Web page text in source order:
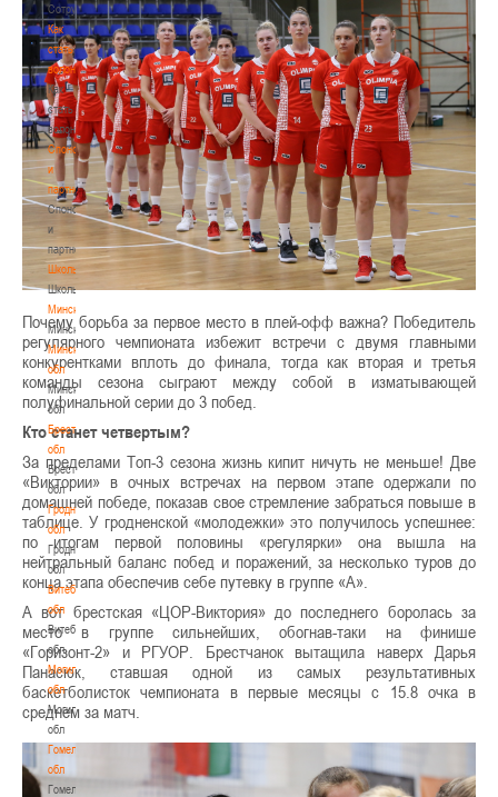
Сотрудничество
Как
стать
волонтером
Как
стать
волонтером
Спонсоры
и
партнеры
Спонсоры
и
партнеры
Школы
Школы
Минск
Минск
Минская
обл
Минская
обл
Брестская
обл
Брестская
обл
Гродненская
обл
Гродненская
обл
Витебская
обл
Витебская
обл
Могилевская
обл
Могилевская
обл
Гомельская
обл
Гомельская
Почему борьба за первое место в плей-офф важна? Победитель
регулярного чемпионата избежит встречи с двумя главными
конкурентками вплоть до финала, тогда как вторая и третья
команды сезона сыграют между собой в изматывающей
полуфинальной серии до 3 побед.
Кто станет четвертым?
За пределами Топ-3 сезона жизнь кипит ничуть не меньше! Две
«Виктории» в очных встречах на первом этапе одержали по
домашней победе, показав свое стремление забраться повыше в
таблице. У гродненской «молодежки» это получилось успешнее:
по итогам первой половины «регулярки» она вышла на
нейтральный баланс побед и поражений, за несколько туров до
конца этапа обеспечив себе путевку в группе «А».
А вот брестская «ЦОР-Виктория» до последнего боролась за
место в группе сильнейших, обогнав-таки на финише
«Горизонт-2» и РГУОР. Брестчанок вытащила наверх Дарья
Панасюк, ставшая одной из самых результативных
баскетболисток чемпионата в первые месяцы с 15.8 очка в
среднем за матч.